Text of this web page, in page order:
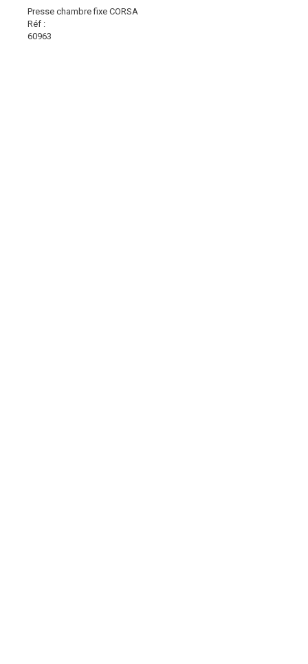
Presse chambre fixe CORSA
Réf :
60963